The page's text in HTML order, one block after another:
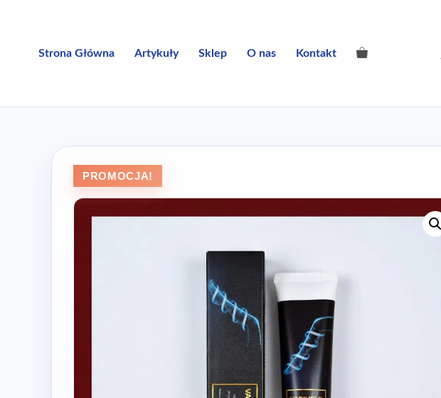
Strona Główna Artykuły Sklep O nas Kontakt
PROMOCJA!